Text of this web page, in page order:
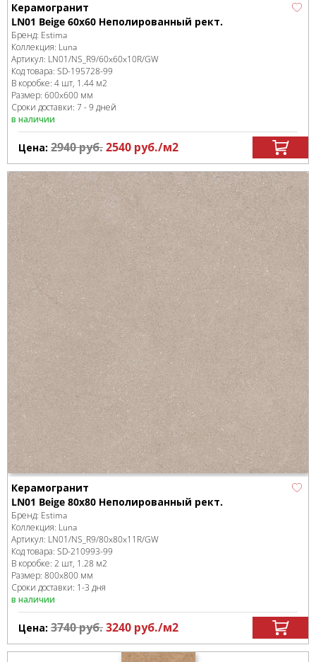
Керамогранит
LN01 Beige 60x60 Неполированный рект.
Бренд: Estima
Коллекция: Luna
Артикул: LN01/NS_R9/60x60x10R/GW
Код товара: SD-195728-99
В коробке: 4 шт, 1.44 м2
Размер: 600x600 мм
Сроки доставки: 7 - 9 дней
в наличии
Цена: 2940руб.2540 руб./м2
Керамогранит
LN01 Beige 80x80 Неполированный рект.
Бренд: Estima
Коллекция: Luna
Артикул: LN01/NS_R9/80x80x11R/GW
Код товара: SD-210993-99
В коробке: 2 шт, 1.28 м2
Размер: 800x800 мм
Сроки доставки: 1-3 дня
в наличии
Цена: 3740руб.3240 руб./м2